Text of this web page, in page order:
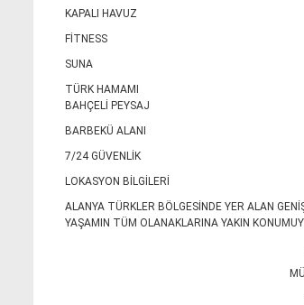
KAPALI HAVUZ
FİTNESS
SUNA
TÜRK HAMAMI
BAHÇELİ PEYSAJ
BARBEKÜ ALANI
7/24 GÜVENLİK
LOKASYON BİLGİLERİ
ALANYA TÜRKLER BÖLGESİNDE YER ALAN
YAŞAMIN TÜM OLANAKLARINA YAKIN